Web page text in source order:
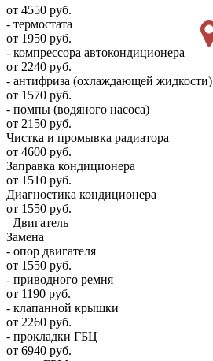
от 4550 руб.
- термостата
от 1950 руб.
- компрессора автокондиционера
от 2240 руб.
- антифриза (охлаждающей жидкости)
от 1570 руб.
- помпы (водяного насоса)
от 2150 руб.
Чистка и промывка радиатора
от 4600 руб.
Заправка кондиционера
от 1510 руб.
Диагностика кондиционера
от 1550 руб.
Двигатель
Замена
- опор двигателя
от 1550 руб.
- приводного ремня
от 1190 руб.
- клапанной крышки
от 2260 руб.
- прокладки ГБЦ
от 6940 руб.